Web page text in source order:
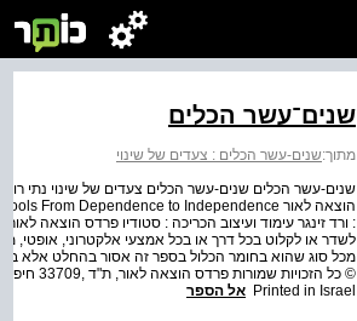
שנים־עשר הכלים
מתוך:שנים-עשר הכלים : צעדים של שינוי
: ורד זינגר עימוד ועיצוב הכריכה : סטודיו פרדס הוצאה
לשדר או לקלוט בכל דרך או בכל אמצעי אלקטרוני,
Printed in Israel אל הספר